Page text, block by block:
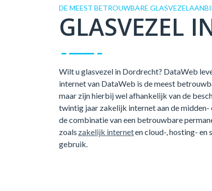
DE MEEST BETROUWBARE
GLASVEZEL
Wilt u glasvezel in Dordrecht? DataWeb
internet van DataWeb is de meest
maar zijn hierbij wel afhankelijk van de
twintig jaar zakelijk internet aan de
de combinatie van een betrouwbare
zoals zakelijk interneten cloud-, hosting-
gebruik.